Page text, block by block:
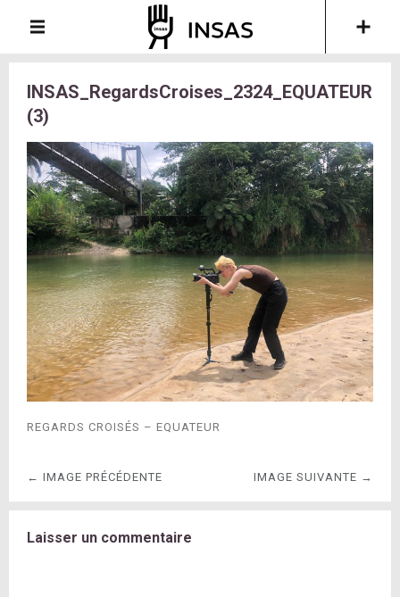
INSAS_RegardsCroises_2324_EQUATEUR
(3)
REGARDS CROISÉS – EQUATEUR
← IMAGE PRÉCÉDENTE IMAGE SUIVANTE →
Laisser un commentaire